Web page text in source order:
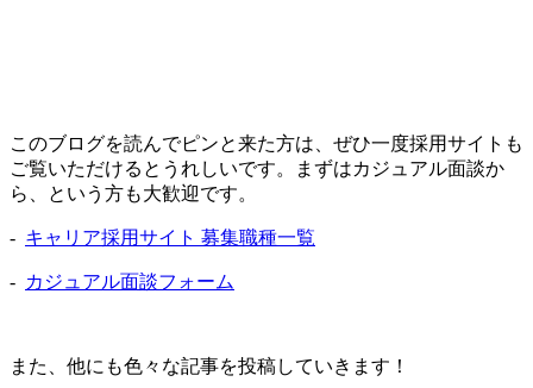
このブログを読んでピンと来た方は、ぜひ一度採用サイトも
ご覧いただけるとうれしいです。まずはカジュアル面談か
ら、という方も大歓迎です。
- キャリア採用サイト 募集職種一覧
- カジュアル面談フォーム
また、他にも色々な記事を投稿していきます！